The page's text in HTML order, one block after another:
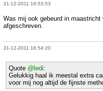
31-12-2011 16:53:53
Was mij ook gebeurd in
afgeschreven.
31-12-2011 16:54:20
Quote @ledi:
Gelukkig haal ik meestal extra
voor mij nog altijd de fijnste